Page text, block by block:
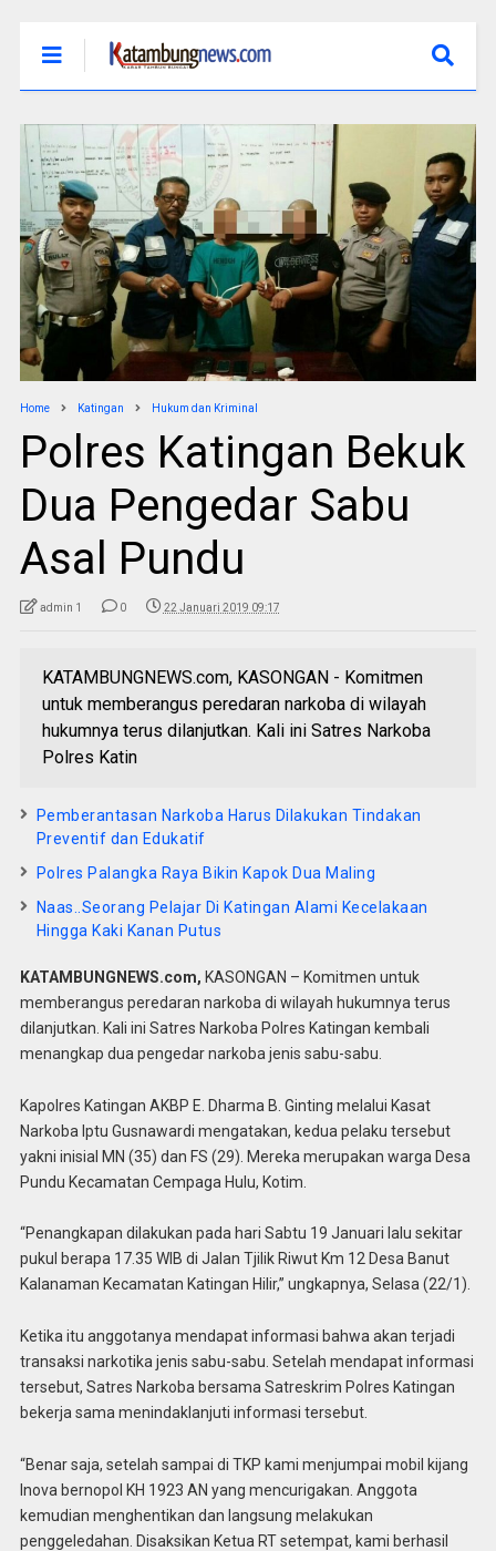
Home Katingan Hukum dan Kriminal
Polres Katingan Bekuk
Dua Pengedar Sabu
Asal Pundu
admin 1 0 22 Januari 2019 09:17
KATAMBUNGNEWS.com, KASONGAN - Komitmen
untuk memberangus peredaran narkoba di wilayah
hukumnya terus dilanjutkan. Kali ini Satres Narkoba
Polres Katin
Pemberantasan Narkoba Harus Dilakukan Tindakan
Preventif dan Edukatif
Polres Palangka Raya Bikin Kapok Dua Maling
Naas..Seorang Pelajar Di Katingan Alami Kecelakaan
Hingga Kaki Kanan Putus
KATAMBUNGNEWS.com, KASONGAN – Komitmen untuk
memberangus peredaran narkoba di wilayah hukumnya terus
dilanjutkan. Kali ini Satres Narkoba Polres Katingan kembali
menangkap dua pengedar narkoba jenis sabu-sabu.
Kapolres Katingan AKBP E. Dharma B. Ginting melalui Kasat
Narkoba Iptu Gusnawardi mengatakan, kedua pelaku tersebut
yakni inisial MN (35) dan FS (29). Mereka merupakan warga Desa
Pundu Kecamatan Cempaga Hulu, Kotim.
“Penangkapan dilakukan pada hari Sabtu 19 Januari lalu sekitar
pukul berapa 17.35 WIB di Jalan Tjilik Riwut Km 12 Desa Banut
Kalanaman Kecamatan Katingan Hilir,” ungkapnya, Selasa (22/1).
Ketika itu anggotanya mendapat informasi bahwa akan terjadi
transaksi narkotika jenis sabu-sabu. Setelah mendapat informasi
tersebut, Satres Narkoba bersama Satreskrim Polres Katingan
bekerja sama menindaklanjuti informasi tersebut.
“Benar saja, setelah sampai di TKP kami menjumpai mobil kijang
Inova bernopol KH 1923 AN yang mencurigakan. Anggota
kemudian menghentikan dan langsung melakukan
penggeledahan. Disaksikan Ketua RT setempat, kami berhasil